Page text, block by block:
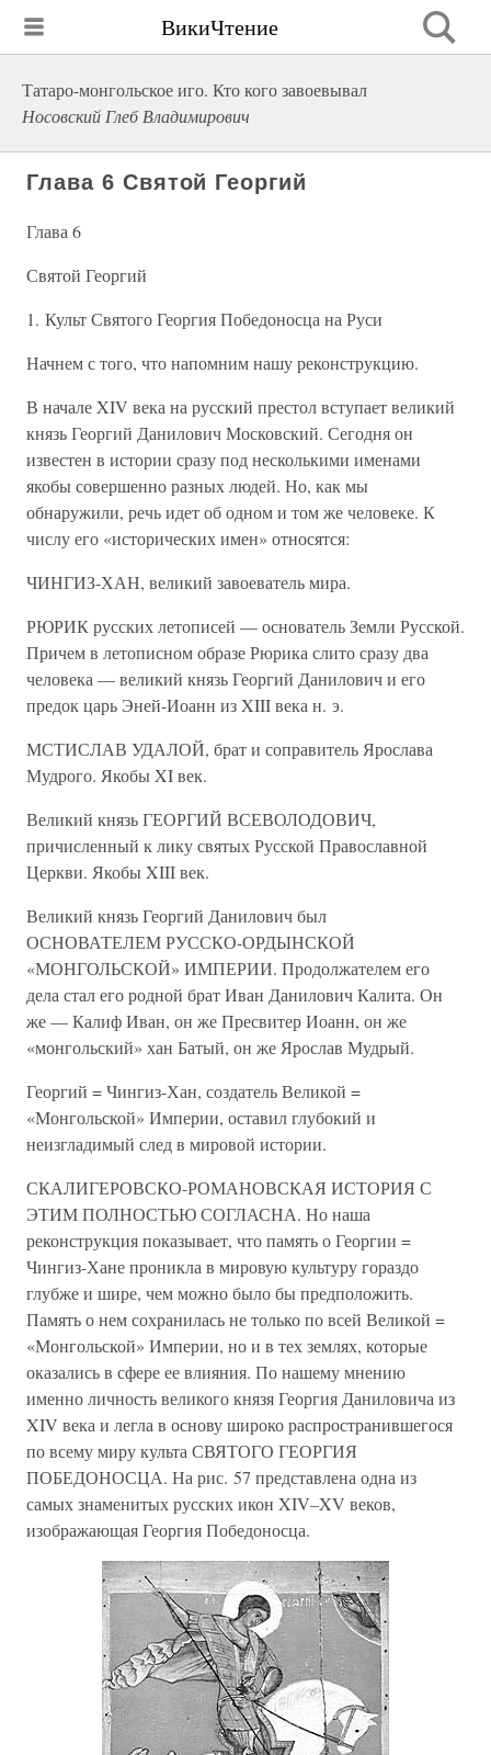
ВикиЧтение
Татаро-монгольское иго. Кто кого завоевывал
Носовский Глеб Владимирович
Глава 6 Святой Георгий
Глава 6
Святой Георгий
1. Культ Святого Георгия Победоносца на Руси
Начнем с того, что напомним нашу реконструкцию.
В начале XIV века на русский престол вступает великий
князь Георгий Данилович Московский. Сегодня он
известен в истории сразу под несколькими именами
якобы совершенно разных людей. Но, как мы
обнаружили, речь идет об одном и том же человеке. К
числу его «исторических имен» относятся:
ЧИНГИЗ-ХАН, великий завоеватель мира.
РЮРИК русских летописей — основатель Земли Русской.
Причем в летописном образе Рюрика слито сразу два
человека — великий князь Георгий Данилович и его
предок царь Эней-Иоанн из XIII века н. э.
МСТИСЛАВ УДАЛОЙ, брат и соправитель Ярослава
Мудрого. Якобы XI век.
Великий князь ГЕОРГИЙ ВСЕВОЛОДОВИЧ,
причисленный к лику святых Русской Православной
Церкви. Якобы XIII век.
Великий князь Георгий Данилович был
ОСНОВАТЕЛЕМ РУССКО-ОРДЫНСКОЙ
«МОНГОЛЬСКОЙ» ИМПЕРИИ. Продолжателем его
дела стал его родной брат Иван Данилович Калита. Он
же — Калиф Иван, он же Пресвитер Иоанн, он же
«монгольский» хан Батый, он же Ярослав Мудрый.
Георгий = Чингиз-Хан, создатель Великой =
«Монгольской» Империи, оставил глубокий и
неизгладимый след в мировой истории.
СКАЛИГЕРОВСКО-РОМАНОВСКАЯ ИСТОРИЯ С
ЭТИМ ПОЛНОСТЬЮ СОГЛАСНА. Но наша
реконструкция показывает, что память о Георгии =
Чингиз-Хане проникла в мировую культуру гораздо
глубже и шире, чем можно было бы предположить.
Память о нем сохранилась не только по всей Великой =
«Монгольской» Империи, но и в тех землях, которые
оказались в сфере ее влияния. По нашему мнению
именно личность великого князя Георгия Даниловича из
XIV века и легла в основу широко распространившегося
по всему миру культа СВЯТОГО ГЕОРГИЯ
ПОБЕДОНОСЦА. На рис. 57 представлена одна из
самых знаменитых русских икон XIV–XV веков,
изображающая Георгия Победоносца.